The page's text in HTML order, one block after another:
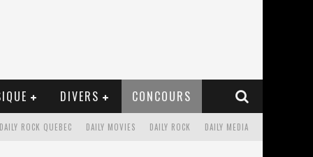
DIVERS CONCOURS
DAILY MEDIA
DAILY ROCK
DAILY MOVIES
DAILY ROCK QUEBEC